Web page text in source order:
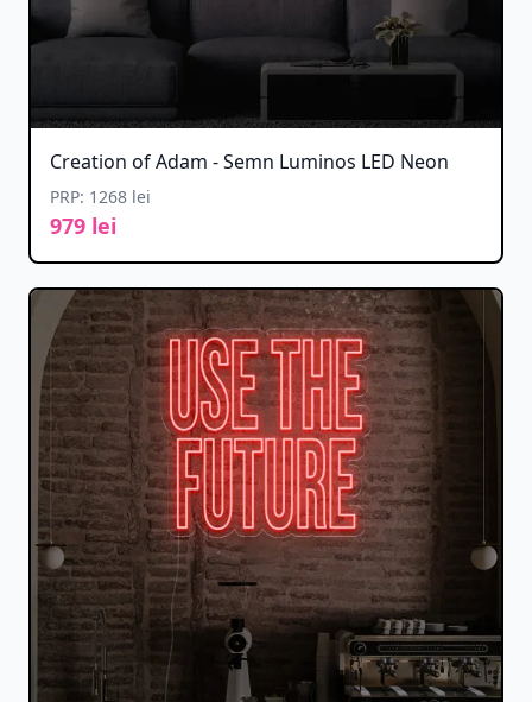
Creation of Adam - Semn Luminos LED Neon
PRP: 1268 lei
979 lei